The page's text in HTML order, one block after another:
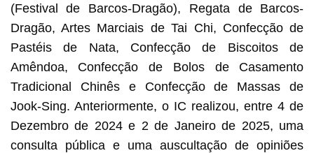
(Festival de Barcos-Dragão), Regata de Barcos-
Dragão, Artes Marciais de Tai Chi, Confecção de
Pastéis de Nata, Confecção de Biscoitos de
Amêndoa, Confecção de Bolos de Casamento
Tradicional Chinês e Confecção de Massas de
Jook-Sing. Anteriormente, o IC realizou, entre 4 de
Dezembro de 2024 e 2 de Janeiro de 2025, uma
consulta pública e uma auscultação de opiniões